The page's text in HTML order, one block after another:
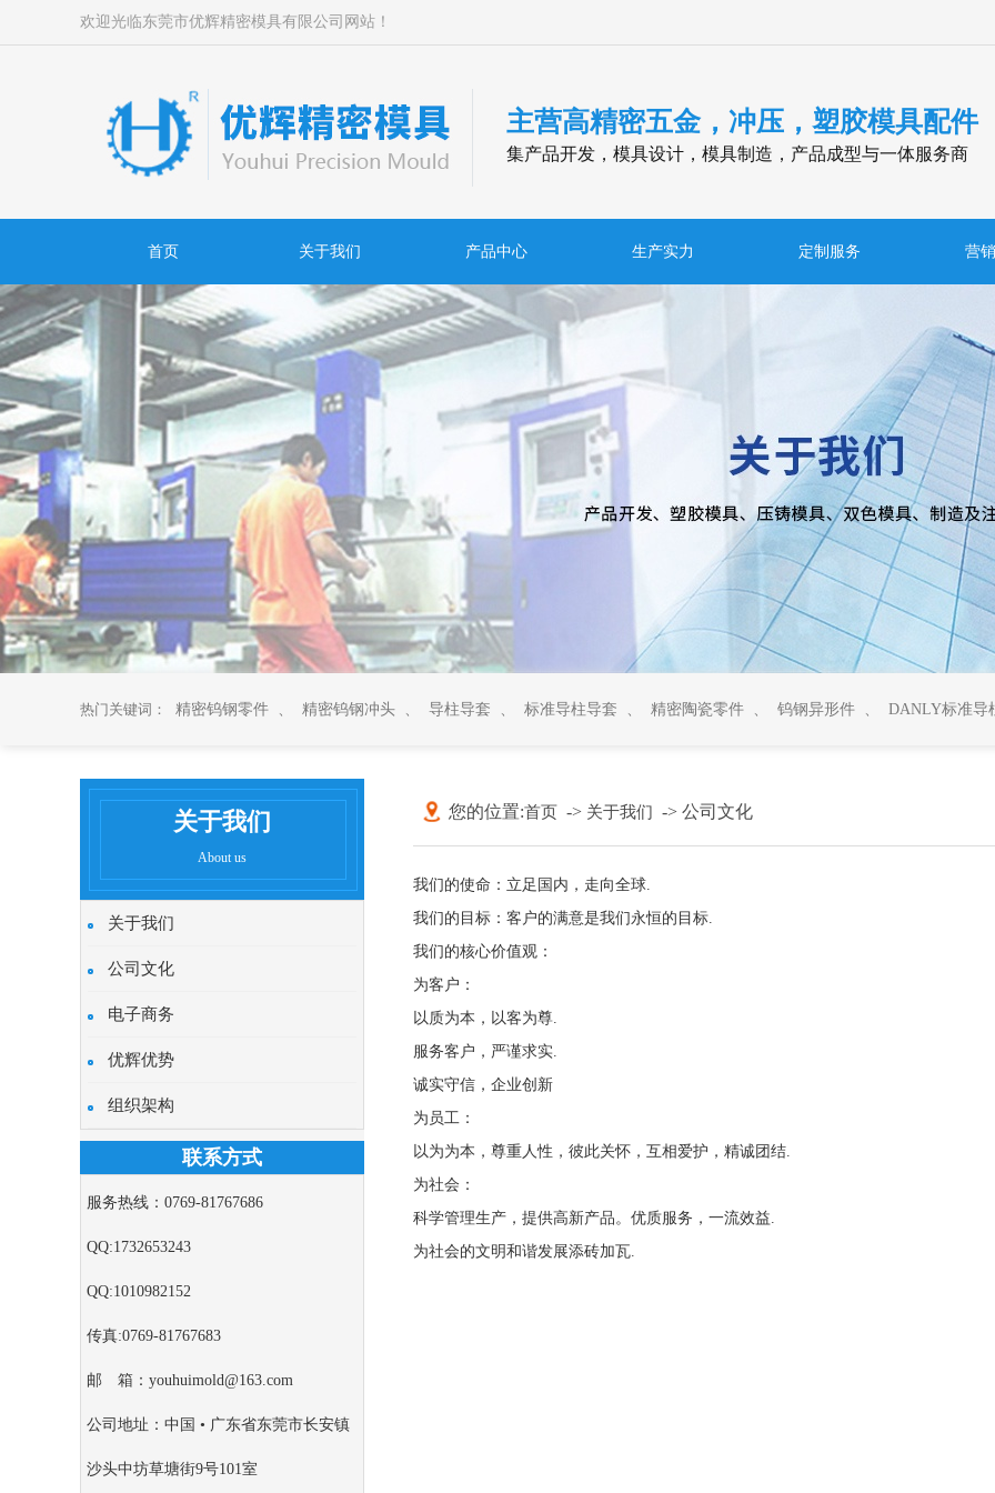
欢迎光临东莞市优辉精密模具有限公司网站！
主营高精密五金，冲压，塑胶模具配件
集产品开发，模具设计，模具制造，产品成型与一体服务商
首页 关于我们 产品中心 生产实力 定制服务 营
热门关键词： 精密钨钢零件 、 精密钨钢冲头 、 导柱导套 、 标准导柱导套 、 精密陶瓷零件 、 钨钢异形件 、 DANLY标准导
关于我们
About us
关于我们
公司文化
电子商务
优辉优势
组织架构
联系方式
服务热线：0769-81767686
QQ:1732653243
QQ:1010982152
传真:0769-81767683
邮 箱：youhuimold@163.com
公司地址：中国 • 广东省东莞市长安镇
沙头中坊草塘街9号101室
您的位置:首页 -> 关于我们 -> 公司文化
我们的使命： 立足国内，走向全球.
我们的目标： 客户的满意是我们永恒的目标.
我们的核心价值观：
为客户：
以质为本，以客为尊.
服务客户，严谨求实.
诚实守信，企业创新
为员工：
以为为本，尊重人性，彼此关怀，互相爱护，精诚团结.
为社会：
科学管理生产，提供高新产品。优质服务，一流效益.
为社会的文明和谐发展添砖加瓦.